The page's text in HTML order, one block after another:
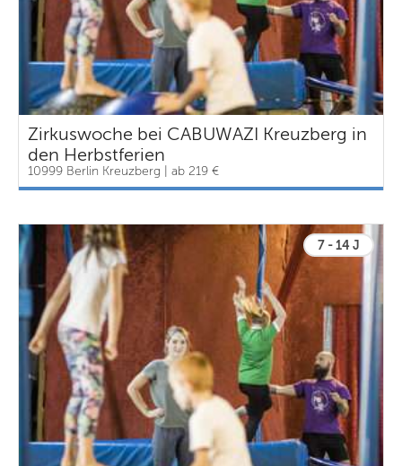
Zirkuswoche bei CABUWAZI Kreuzberg in
den Herbstferien
10999 Berlin Kreuzberg | ab 219 €
7 - 14 J